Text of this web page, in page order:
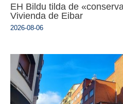
EH Bildu tilda de
Vivienda de Eibar
2026-08-06